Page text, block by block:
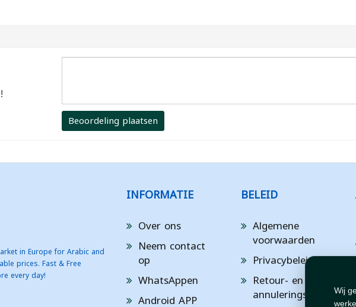
Wij
Beoordeling plaatsen
in Europe for Arabic and
prices. Fast & Free
every day!
INFORMATIE
Over ons
Neem contact
op
WhatsAppen
Android APP
BELEID
Algemene
voorwaarden
Privacybeleid
Retour- en
annuleringsbeleid